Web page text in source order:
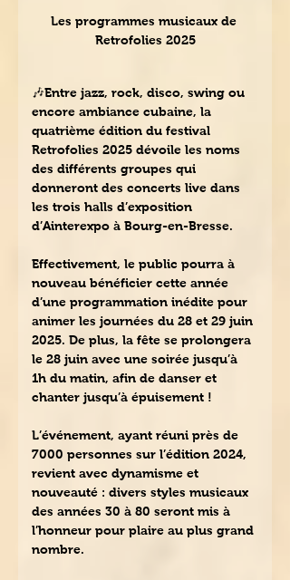
Les programmes musicaux de
Retrofolies 2025
🎶Entre jazz, rock, disco, swing ou
encore ambiance cubaine, la
quatrième édition du festival
Retrofolies 2025 dévoile les noms
des différents groupes qui
donneront des concerts live dans
les trois halls d’exposition
d’Ainterexpo à Bourg-en-Bresse.
Effectivement, le public pourra à
nouveau bénéficier cette année
d’une programmation inédite pour
animer les journées du 28 et 29 juin
2025. De plus, la fête se prolongera
le 28 juin avec une soirée jusqu’à
1h du matin, afin de danser et
chanter jusqu’à épuisement !
L’événement, ayant réuni près de
7000 personnes sur l’édition 2024,
revient avec dynamisme et
nouveauté : divers styles musicaux
des années 30 à 80 seront mis à
l’honneur pour plaire au plus grand
nombre.